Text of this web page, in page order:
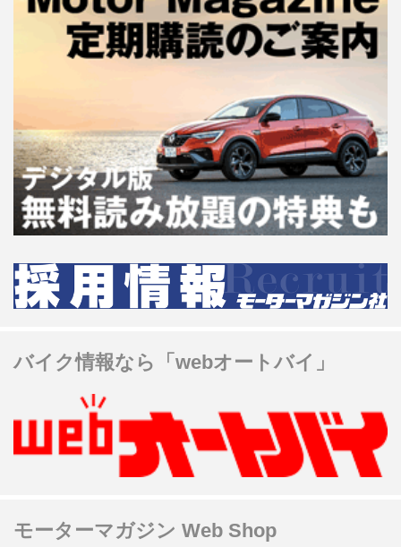
バイク情報なら「webオートバイ」
モーターマガジン Web Shop